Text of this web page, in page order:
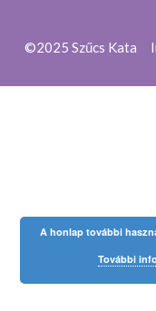
©2025 Szűcs Kata
A honlap további
További